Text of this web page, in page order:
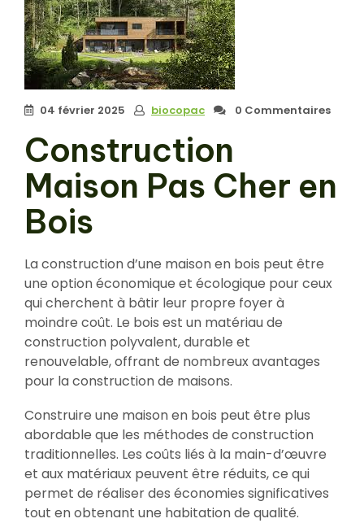
04 février 2025 biocopac 0 Commentaires
Construction
Maison Pas Cher en
Bois
La construction d’une maison en bois peut être
une option économique et écologique pour ceux
qui cherchent à bâtir leur propre foyer à
moindre coût. Le bois est un matériau de
construction polyvalent, durable et
renouvelable, offrant de nombreux avantages
pour la construction de maisons.
Construire une maison en bois peut être plus
abordable que les méthodes de construction
traditionnelles. Les coûts liés à la main-d’œuvre
et aux matériaux peuvent être réduits, ce qui
permet de réaliser des économies significatives
tout en obtenant une habitation de qualité.